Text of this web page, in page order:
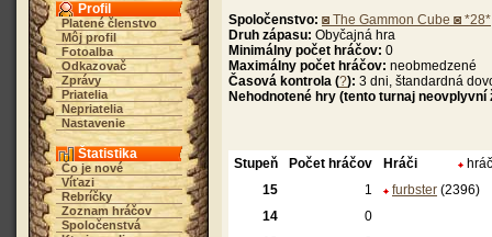
Profil
Platené členstvo
Môj profil
Fotoalba
Odkazovač
Zprávy
Priatelia
Nepriatelia
Nastavenie
Štatistika
Čo je nové
Víťazi
Rebríčky
Zoznam hráčov
Spoločenstvá
Spoločenstvo: ◙ The Gammon Cube ◙ *28*
Druh zápasu: Obyčajná hra
Minimálny počet hráčov: 0
Maximálny počet hráčov: neobmedzené
Časová kontrola (?): 3 dni, štandardná
Nehodnotené hry (tento turnaj neovplyvní
Stupeň Počet hráčov Hráči
15
1 furbster (2396)
14
0